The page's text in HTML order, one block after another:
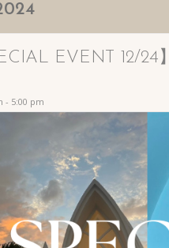
EVENT 12/
- 5:00 pm